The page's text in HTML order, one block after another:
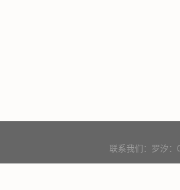
联系我们：罗汐